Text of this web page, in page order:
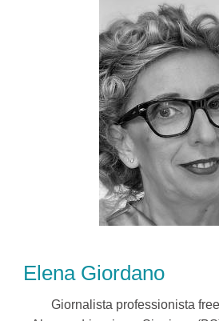
Elena Giordano
Giornalista professionista